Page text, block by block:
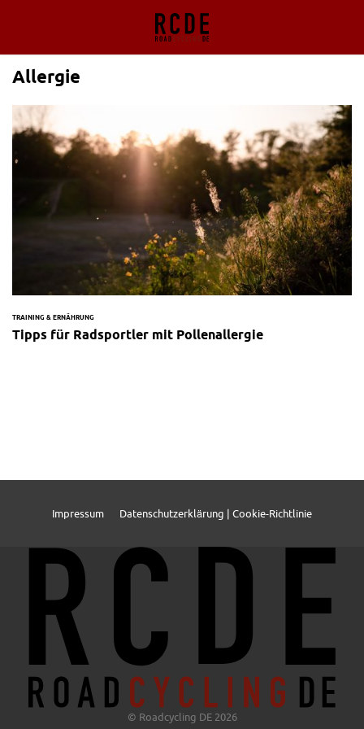
Allergie
TRAINING & ERNÄHRUNG
Tipps für Radsportler mit Pollenallergie
Impressum Datenschutzerklärung | Cookie-Richtlinie
© Roadcycling DE 2026